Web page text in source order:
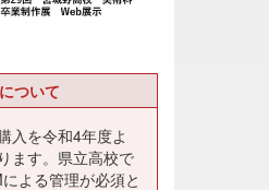
ついて
入を令和4年度よ
ます。県立高校で
よる管理が必須と